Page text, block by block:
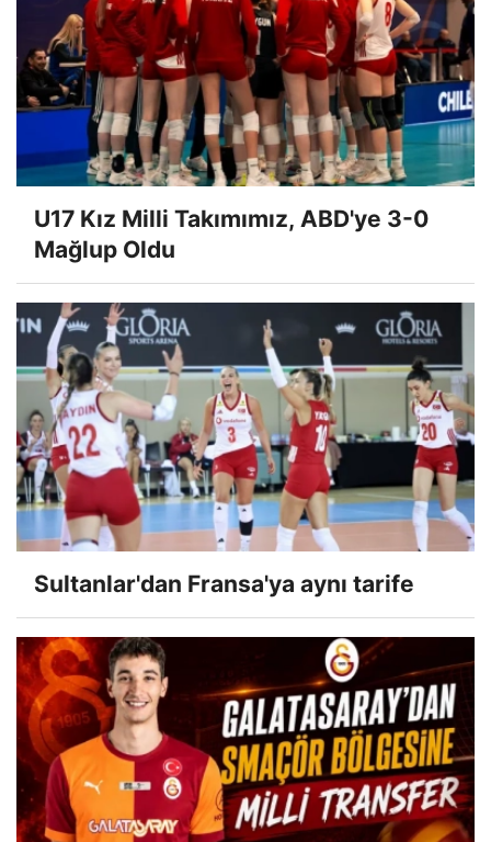
U17 Kız Milli Takımımız, ABD'ye 3-0
Mağlup Oldu
Sultanlar'dan Fransa'ya aynı tarife